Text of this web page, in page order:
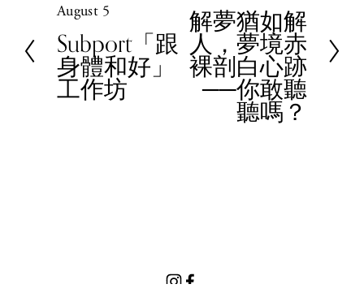
P
r
e
v
i
August 5
Subport「跟
身體和好」
工作坊
解夢猶如解
人，夢境赤
裸剖白心跡
──你敢聽
聽嗎？